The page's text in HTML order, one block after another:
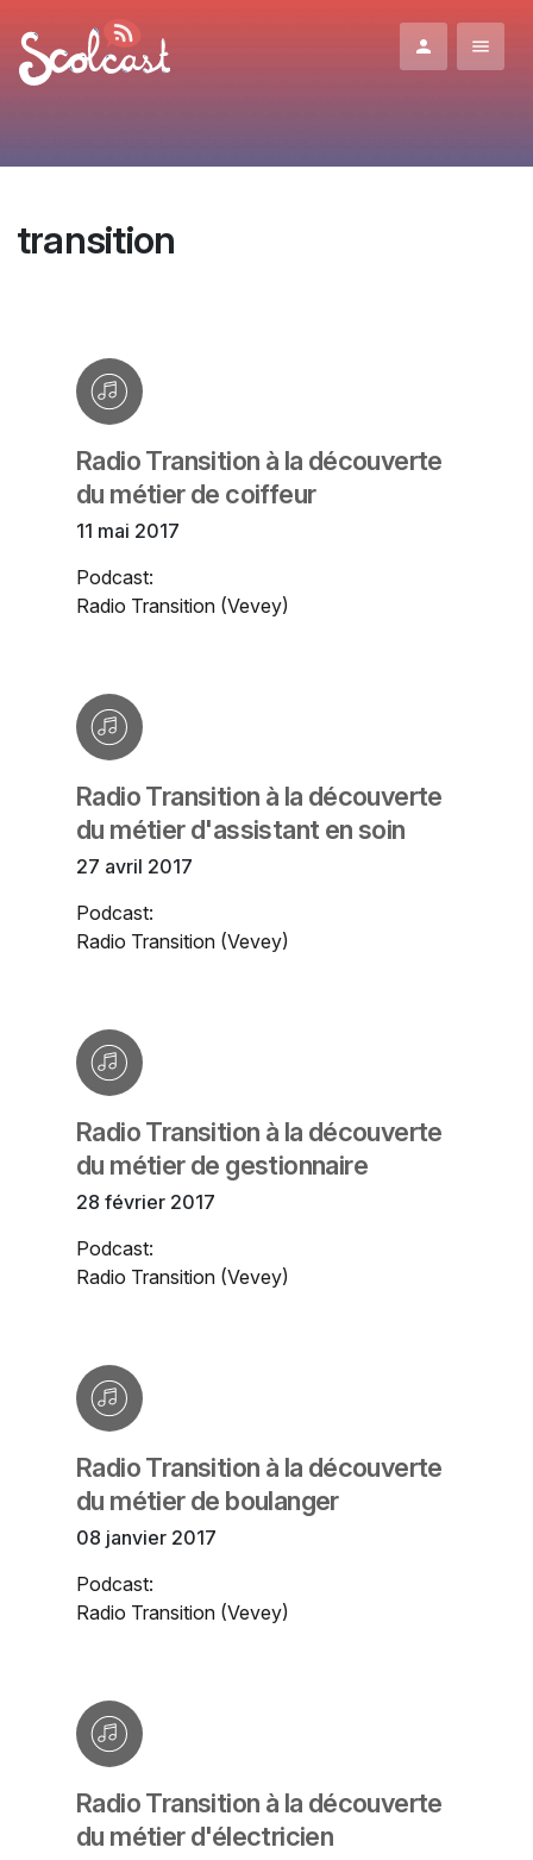
transition
Radio Transition à la découverte
du métier de coiffeur
11 mai 2017
Podcast:
Radio Transition (Vevey)
Radio Transition à la découverte
du métier d'assistant en soin
27 avril 2017
Podcast:
Radio Transition (Vevey)
Radio Transition à la découverte
du métier de gestionnaire
28 février 2017
Podcast:
Radio Transition (Vevey)
Radio Transition à la découverte
du métier de boulanger
08 janvier 2017
Podcast:
Radio Transition (Vevey)
Radio Transition à la découverte
du métier d'électricien